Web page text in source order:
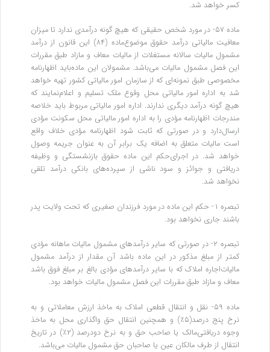
کسر خواهد شد.
ماده ۵۷- در مورد شخص حقیقی که هیچ گونه درآمدی ندارد تا میزان
معافیت مالیاتی درآمد حقوق موضوع‌ماده (۸۴) این قانون از درآمد
مشمول مالیات سالانه مستغلات از مالیات معاف و مازاد طبق مقررات
این فصل مشمول مالیات می‌باشد. مشمولان این ماده‌باید اظهارنامه
مخصوصی طبق نمونه‌ای که از سازمان امور مالیاتی کشور تهیه خواهد
شد به اداره امور مالیاتی محل وقوع ملک تسلیم و اعلام‌نمایند که
هیچ گونه درآمد دیگری ندارند. اداره امور مالیاتی مربوط باید خلاصه
مندرجات اظهارنامه مؤدی را به اداره امور مالیاتی محل سکونت مؤدی
ارسال‌دارد و در صورتی که ثابت شود اظهارنامه مؤدی خلاف واقع
است مالیات متعلق به اضافه یک برابر آن به عنوان جریمه وصول
خواهد شد. در اجرای‌حکم این ماده حقوق بازنشستگی و وظیفه
دریافتی و جوائز و سود ناشی از سپرده‌های بانکی درآمد تلقی
نخواهد شد.
‌تبصره ۱- حکم این ماده در مورد فرزندان صغیری که تحت ولایت پدر
باشند جاری نخواهد بود.
تبصره ۲- در صورتی که سایر درآمدهای مشمول مالیات ماهانه مؤدی
کمتر از مبلغ مذکور در این ماده باشد آن مقدار از درآمد مشمول
مالیات‌اجاره املاک که با سایر درآمدهای مؤدی بالغ بر مبلغ فوق باشد
معاف و مازاد طبق مقررات این فصل مشمول مالیات خواهد بود.
ماده ۵۹- نقل و انتقال قطعی املاک به ماخذ ارزش معاملاتی و به
نرخ پنج درصد(۵٪) و همچنین انتقال حق واگذاری محل به ماخذ
وجوه دریافتی‌مالک یا صاحب حق و به نرخ دودرصد (۲٪) در تاریخ
انتقال از طرف مالکان عین یا صاحبان حق مشمول مالیات می‌باشد.